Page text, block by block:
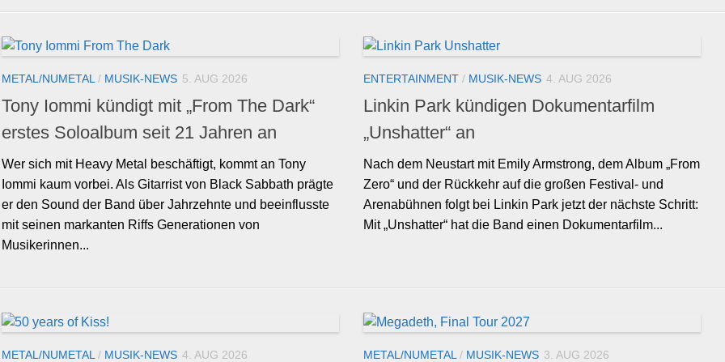
METAL/NUMETAL/ MUSIK-NEWS 5. AUG 2026
Tony Iommi kündigt mit „From The Dark“
erstes Soloalbum seit 21 Jahren an
Wer sich mit Heavy Metal beschäftigt, kommt an Tony
Iommi kaum vorbei. Als Gitarrist von Black Sabbath prägte
er den Sound der Band über Jahrzehnte und beeinflusste
mit seinen markanten Riffs Generationen von
Musikerinnen...
ENTERTAINMENT / MUSIK-NEWS 4. AUG 2026
Linkin Park kündigen Dokumentarfilm
„Unshatter“ an
Nach dem Neustart mit Emily Armstrong, dem Album „From
Zero“ und der Rückkehr auf die großen Festival- und
Arenabühnen folgt bei Linkin Park jetzt der nächste Schritt:
Mit „Unshatter“ hat die Band einen Dokumentarfilm...
METAL/NUMETAL / MUSIK-NEWS 4. AUG 2026 METAL/NUMETAL / MUSIK-NEWS 3. AUG 2026